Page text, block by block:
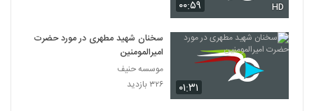
۰۰:۵۹ HD
۰۱:۳۱
سخنان شهید مطهری در مورد حضرت
امیرالمومنین
موسسه حنیف
۳۲۶ بازدید